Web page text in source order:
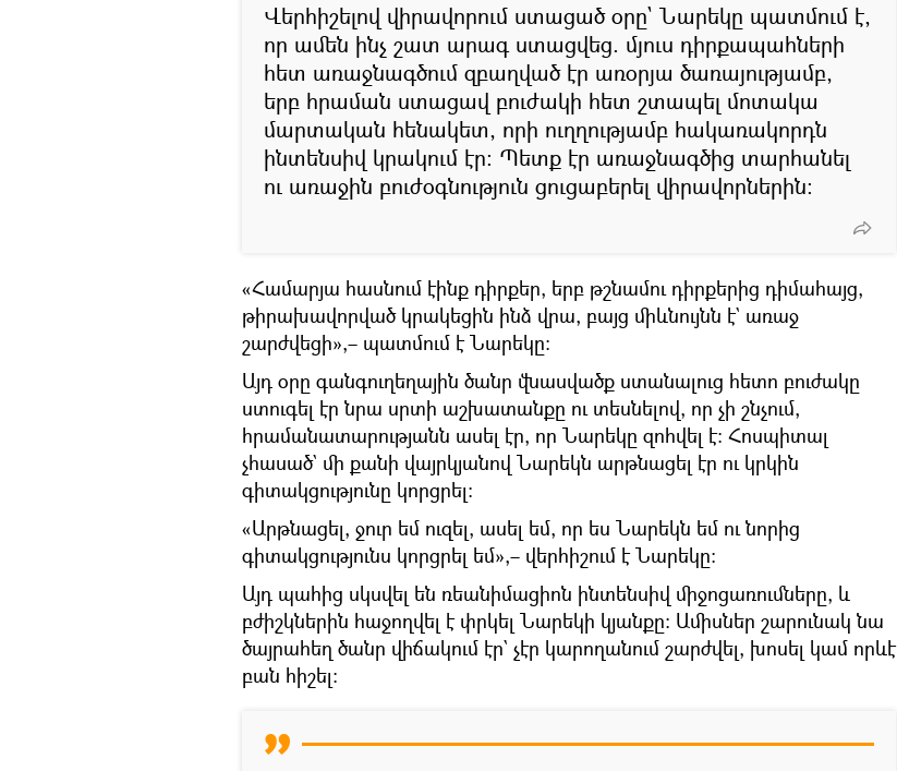
Վերհիշելով վիրավորում ստացած օրը` Նարեկը պատմում է,
որ ամեն ինչ շատ արագ ստացվեց. մյուս դիրքապահների
հետ առաջնագծում զբաղված էր առօրյա ծառայությամբ,
երբ հրաման ստացավ բուժակի հետ շտապել մոտակա
մարտական հենակետ, որի ուղղությամբ հակառակորդն
ինտենսիվ կրակում էր։ Պետք էր առաջնագծից տարհանել
ու առաջին բուժօգնություն ցուցաբերել վիրավորներին։
«Համարյա հասնում էինք դիրքեր, երբ թշնամու դիրքերից դիմահայց,
թիրախավորված կրակեցին ինձ վրա, բայց միևնույնն է` առաջ
շարժվեցի»,– պատմում է Նարեկը։
Այդ օրը գանգուղեղային ծանր վնասվածք ստանալուց հետո բուժակը
ստուգել էր նրա սրտի աշխատանքը ու տեսնելով, որ չի շնչում,
հրամանատարությանն ասել էր, որ Նարեկը զոհվել է։ Հոսպիտալ
չհասած` մի քանի վայրկյանով Նարեկն արթնացել էր ու կրկին
գիտակցությունը կորցրել։
«Արթնացել, ջուր եմ ուզել, ասել եմ, որ ես Նարեկն եմ ու նորից
գիտակցությունս կորցրել եմ»,– վերհիշում է Նարեկը։
Այդ պահից սկսվել են ռեանիմացիոն ինտենսիվ միջոցառումները, և
բժիշկներին հաջողվել է փրկել Նարեկի կյանքը։ Ամիսներ շարունակ նա
ծայրահեղ ծանր վիճակում էր` չէր կարողանում շարժվել, խոսել կամ որևէ
բան հիշել։